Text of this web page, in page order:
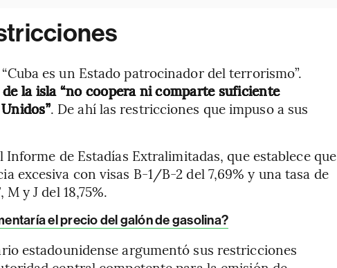
es un Estado patrocinador del terrorismo”.
la isla “no coopera ni comparte suficiente
. De ahí las restricciones que impuso a sus
de Estadías Extralimitadas, que establece que
excesiva con visas B-1/B-2 del 7,69% y una tasa de
y J del 18,75%.
el precio del galón de gasolina?
estadounidense argumentó sus restricciones